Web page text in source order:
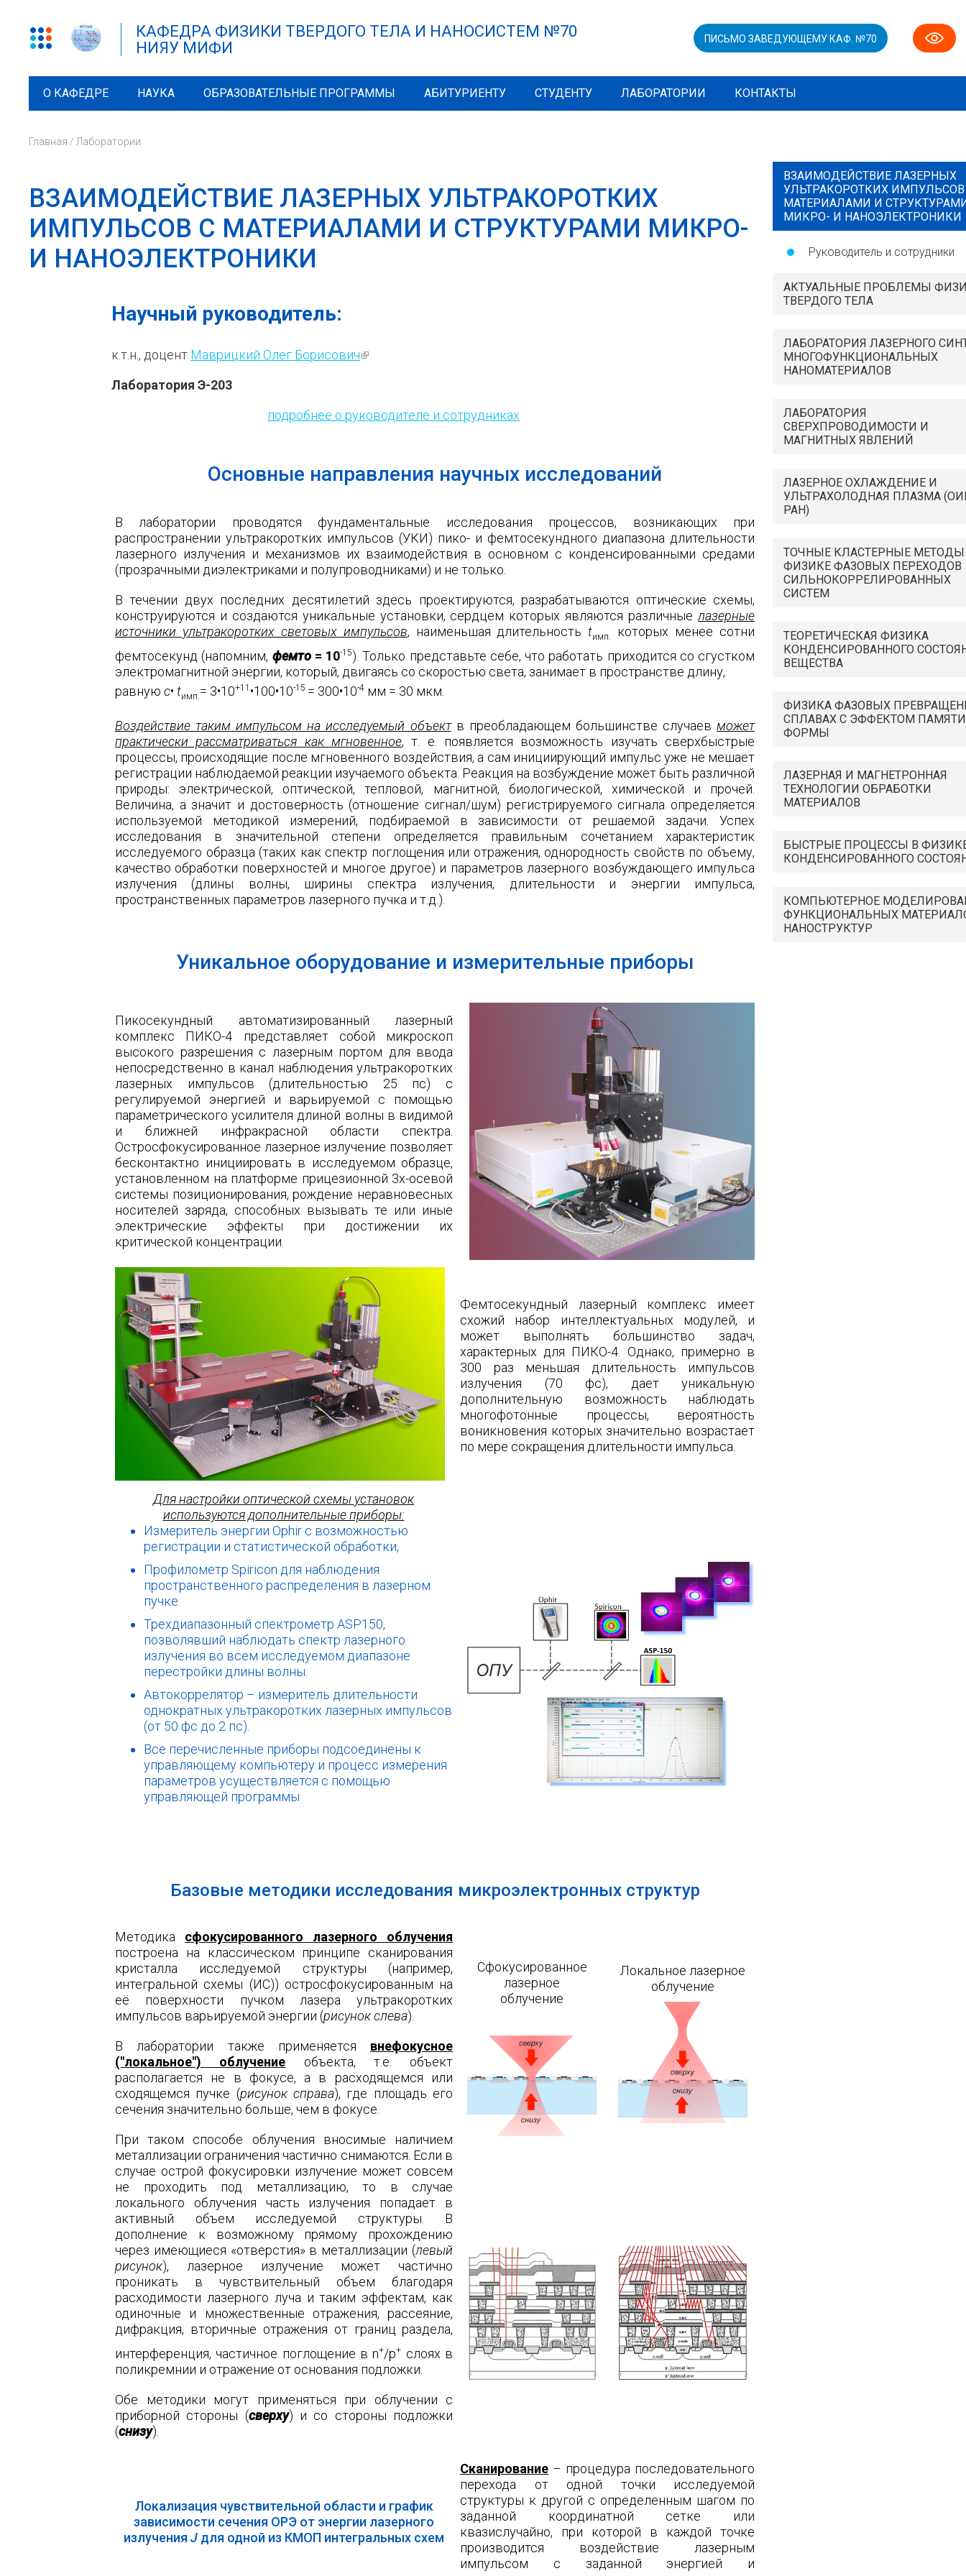
КАФЕДРА ФИЗИКИ ТВЕРДОГО ТЕЛА И НАНОСИСТЕМ №70
НИЯУ МИФИ
ПИСЬМО ЗАВЕДУЮЩЕМУ КАФ. №70
О КАФЕДРЕ НАУКА ОБРАЗОВАТЕЛЬНЫЕ ПРОГРАММЫ АБИТУРИЕНТУ СТУДЕНТУ ЛАБОРАТОРИИ КОНТАКТЫ
Главная / Лаборатории
ВЗАИМОДЕЙСТВИЕ ЛАЗЕРНЫХ
УЛЬТРАКОРОТКИХ ИМПУЛЬСОВ
МАТЕРИАЛАМИ И
МИКРО- И НАНОЭЛЕКТРОНИКИ
Руководитель и сотрудники
АКТУАЛЬНЫЕ ПРОБЛЕМЫ
ТВЕРДОГО ТЕЛА
ЛАБОРАТОРИЯ ЛАЗЕРНОГО
МНОГОФУНКЦИОНАЛЬНЫХ
НАНОМАТЕРИАЛОВ
ЛАБОРАТОРИЯ
СВЕРХПРОВОДИМОСТИ И
МАГНИТНЫХ ЯВЛЕНИЙ
ЛАЗЕРНОЕ ОХЛАЖДЕНИЕ И
УЛЬТРАХОЛОДНАЯ ПЛАЗМА
РАН)
ТОЧНЫЕ КЛАСТЕРНЫЕ МЕТОДЫ
ФИЗИКЕ ФАЗОВЫХ ПЕРЕХОДОВ
СИЛЬНОКОРРЕЛИРОВАННЫХ
СИСТЕМ
ТЕОРЕТИЧЕСКАЯ ФИЗИКА
КОНДЕНСИРОВАННОГО
ВЕЩЕСТВА
ФИЗИКА ФАЗОВЫХ
СПЛАВАХ С ЭФФЕКТОМ ПАМЯТИ
ФОРМЫ
ЛАЗЕРНАЯ И МАГНЕТРОННАЯ
ТЕХНОЛОГИИ ОБРАБОТКИ
МАТЕРИАЛОВ
БЫСТРЫЕ ПРОЦЕССЫ В
КОНДЕНСИРОВАННОГО
КОМПЬЮТЕРНОЕ
ФУНКЦИОНАЛЬНЫХ
НАНОСТРУКТУР
ВЗАИМОДЕЙСТВИЕ ЛАЗЕРНЫХ УЛЬТРАКОРОТКИХ
ИМПУЛЬСОВ С МАТЕРИАЛАМИ И СТРУКТУРАМИ МИКРО-
И НАНОЭЛЕКТРОНИКИ
Научный руководитель:
к.т.н., доцент Маврицкий Олег Борисович(внешняя ссылка)
Лаборатория Э-203
подробнее о руководителе и сотрудниках
Основные направления научных исследований
В лаборатории проводятся фундаментальные исследования процессов, возникающих при
распространении ультракоротких импульсов (УКИ) пико- и фемтосекундного диапазона длительности
лазерного излучения и механизмов их взаимодействия в основном с конденсированными средами
(прозрачными диэлектриками и полупроводниками) и не только.
В течении двух последних десятилетий здесь проектируются, разрабатываются оптические схемы,
конструируются и создаются уникальные установки, сердцем которых являются различные лазерные
источники ультракоротких световых импульсов, наименьшая длительностьtимп.
которых менее сотни
фемтосекунд (напомним, фемто= 10-15). Только представьте себе, что работать приходится со сгустком
электромагнитной энергии, который, двигаясь со скоростью света, занимает в пространстве длину,
равную c• tимп. = 3•10+11 •100•10-15 = 300•10-4 мм = 30 мкм.
Воздействие таким импульсом на исследуемый объект в преобладающем большинстве случаевможет
практически рассматриваться как мгновенное, т. е. появляется возможность изучать сверхбыстрые
процессы, происходящие после мгновенного воздействия, а сам инициирующий импульс уже не мешает
регистрации наблюдаемой реакции изучаемого объекта. Реакция на возбуждение может быть различной
природы: электрической, оптической, тепловой, магнитной, биологической, химической и прочей.
Величина, а значит и достоверность (отношение сигнал/шум) регистрируемого сигнала определяется
используемой методикой измерений, подбираемой в зависимости от решаемой задачи. Успех
исследования в значительной степени определяется правильным сочетанием характеристик
исследуемого образца (таких как спектр поглощения или отражения, однородность свойств по объему,
качество обработки поверхностей и многое другое) и параметров лазерного возбуждающего импульса
излучения (длины волны, ширины спектра излучения, длительности и энергии импульса,
пространственных параметров лазерного пучка и т.д.).
Уникальное оборудование и измерительные приборы
Пикосекундный автоматизированный лазерный
комплекс ПИКО-4 представляет собой микроскоп
высокого разрешения с лазерным портом для ввода
непосредственно в канал наблюдения ультракоротких
лазерных импульсов (длительностью 25 пс) с
регулируемой энергией и варьируемой с помощью
параметрического усилителя длиной волны в видимой
и ближней инфракрасной области спектра.
Остросфокусированное лазерное излучение позволяет
бесконтактно инициировать в исследуемом образце,
установленном на платформе прицезионной 3х-осевой
системы позиционирования, рождение неравновесных
носителей заряда, способных вызывать те или иные
электрические эффекты при достижении их
критической концентрации.
Фемтосекундный лазерный комплекс имеет
схожий набор интеллектуальных модулей, и
может выполнять большинство задач,
характерных для ПИКО-4. Однако, примерно в
300 раз меньшая длительность импульсов
излучения (70 фс), дает уникальную
дополнительную возможность наблюдать
многофотонные процессы, вероятность
воникновения которых значительно возрастает
по мере сокращения длительности импульса.
Для настройки оптической схемы установок
используются дополнительные приборы:
Измеритель энергии Ophir с возможностью
регистрации и статистической обработки,
Профилометр Spiricon для наблюдения
пространственного распределения в лазерном
пучке.
Трехдиапазонный спектрометр ASP150,
позволявший наблюдать спектр лазерного
излучения во всем исследуемом диапазоне
перестройки длины волны.
Автокоррелятор – измеритель длительности
однократных ультракоротких лазерных импульсов
(от 50 фc до 2 пс).
Все перечисленные приборы подсоединены к
управляющему компьютеру и процесс измерения
параметров усуществляется с помощью
управляющей программы
Базовые методики исследования микроэлектронных структур
Методика сфокусированного лазерного облучения
построена на классическом принципе сканирования
кристалла исследуемой структуры (например,
интегральной схемы (ИС)) остросфокусированным на
её поверхности пучком лазера ультракоротких
импульсов варьируемой энергии (рисунок слева).
В лаборатории также применяется внефокусное
("локальное") облучение объекта, т.е. объект
располагается не в фокусе, а в расходящемся или
сходящемся пучке (рисунок справа), где площадь его
сечения значительно больше, чем в фокусе.
При таком способе облучения вносимые наличием
металлизации ограничения частично снимаются. Если в
случае острой фокусировки излучение может совсем
не проходить под металлизацию, то в случае
локального облучения часть излучения попадает в
активный объем исследуемой структуры. В
дополнение к возможному прямому прохождению
через имеющиеся «отверстия» в металлизации (левый
рисунок), лазерное излучение может частично
проникать в чувствительный объем благодаря
расходимости лазерного луча и таким эффектам, как
одиночные и множественные отражения, рассеяние,
дифракция, вторичные отражения от границ раздела,
интерференция, частичное поглощение в n+/p+ слоях в
поликремнии и отражение от основания подложки.
Обе методики могут применяться при облучении с
приборной стороны (сверху) и со стороны подложки
(снизу).
Сфокусированное
лазерное
облучение
Локальное лазерное
облучение
Локализация чувствительной области и график
зависимости сечения ОРЭ от энергии лазерного
излучения J для одной из КМОП интегральных схем
Сканирование – процедура последовательного
перехода от одной точки исследуемой
структуры к другой с определенным шагом по
заданной координатной сетке или
квазислучайно, при которой в каждой точке
производится воздействие лазерным
импульсом
с заданной энергией и